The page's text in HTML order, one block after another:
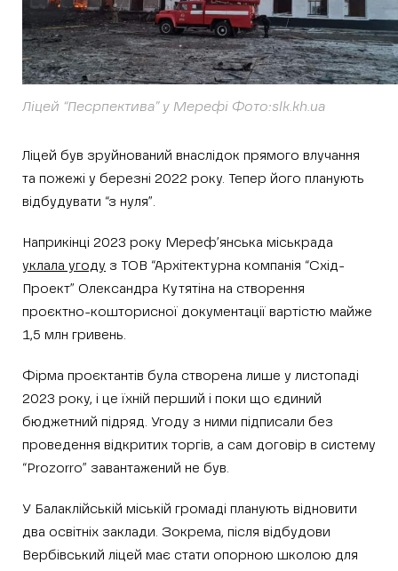
Ліцей “Песрпектива” у Мерефі Фото:slk.kh.ua
Ліцей був зруйнований внаслідок прямого влучання
та пожежі у березні 2022 року. Тепер його планують
відбудувати “з нуля”.
Наприкінці 2023 року Мереф’янська міськрада
уклала угоду з ТОВ “Архітектурна компанія “Схід-
Проект” Олександра Кутятіна на створення
проєктно-кошторисної документації вартістю майже
1,5 млн гривень.
Фірма проєктантів була створена лише у листопаді
2023 року, і це їхній перший і поки що єдиний
бюджетний підряд. Угоду з ними підписали без
проведення відкритих торгів, а сам договір в систему
“Prozorro” завантажений не був.
У Балаклійській міській громаді планують відновити
два освітніх заклади. Зокрема, після відбудови
Вербівський ліцей має стати опорною школою для